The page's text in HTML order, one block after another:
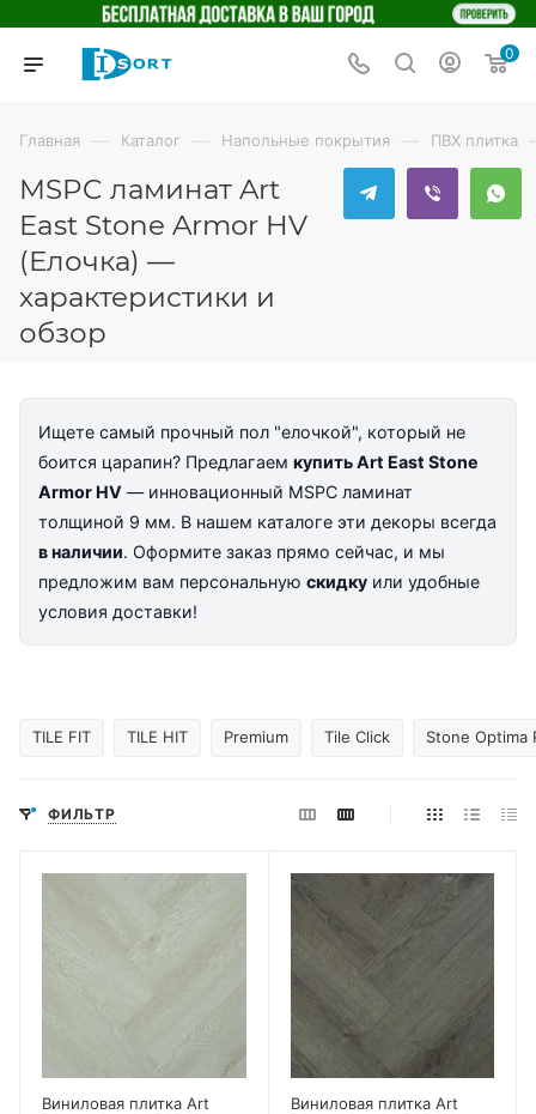
0
Главная — Каталог — Напольные покрытия — ПВХ плитка
MSPC ламинат Art
East Stone Armor HV
(Елочка) —
характеристики и
обзор
Ищете самый прочный пол "елочкой", который не
боится царапин? Предлагаем купить Art East Stone
Armor HV — инновационный MSPC ламинат
толщиной 9 мм. В нашем каталоге эти декоры всегда
в наличии. Оформите заказ прямо сейчас, и мы
предложим вам персональную скидку или удобные
условия доставки!
TILE FIT TILE HIT Premium Tile Click Stone Optima
ФИЛЬТР
Виниловая плитка Art
Виниловая плитка Art